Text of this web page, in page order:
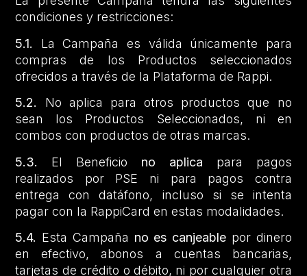
condiciones y restricciones:
5.1.
La Campaña es válida únicamente para
compras de los Productos seleccionados
ofrecidos a través de la Plataforma de Rappi.
5.2.
No aplica para otros productos que no
sean los Productos Seleccionados, ni en
combos con productos de otras marcas.
5.3.
El Beneficio no aplica para pagos
realizados por PSE ni para pagos contra
entrega con datáfono, incluso si se intenta
pagar con la RappiCard en estas modalidades.
5.4. Esta Campaña no es canjeable por dinero
en efectivo, abonos a cuentas bancarias,
tarjetas de crédito o débito, ni por cualquier otra